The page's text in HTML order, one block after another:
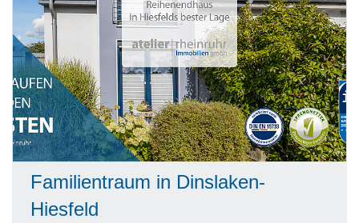
Familientraum in Dinslaken-
Hiesfeld